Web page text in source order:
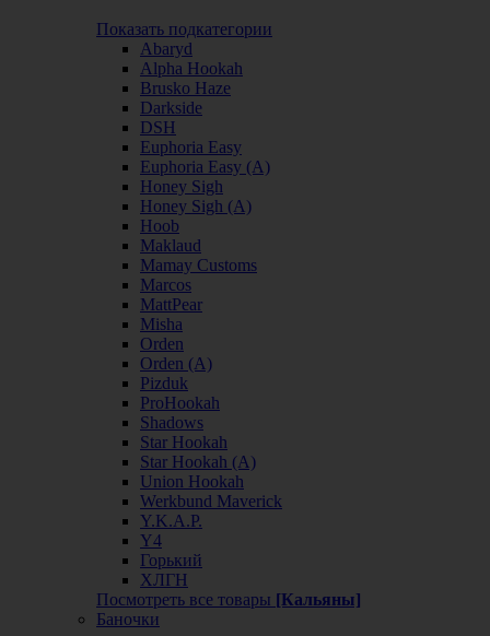
Показать подкатегории
Abaryd
Alpha Hookah
Brusko Haze
Darkside
DSH
Euphoria Easy
Euphoria Easy (А)
Honey Sigh
Honey Sigh (А)
Hoob
Maklaud
Mamay Customs
Marcos
MattPear
Misha
Orden
Orden (А)
Pizduk
ProHookah
Shadows
Star Hookah
Star Hookah (А)
Union Hookah
Werkbund Maverick
Y.K.A.P.
Y4
Горький
ХЛГН
Посмотреть все товары [Кальяны]
Баночки